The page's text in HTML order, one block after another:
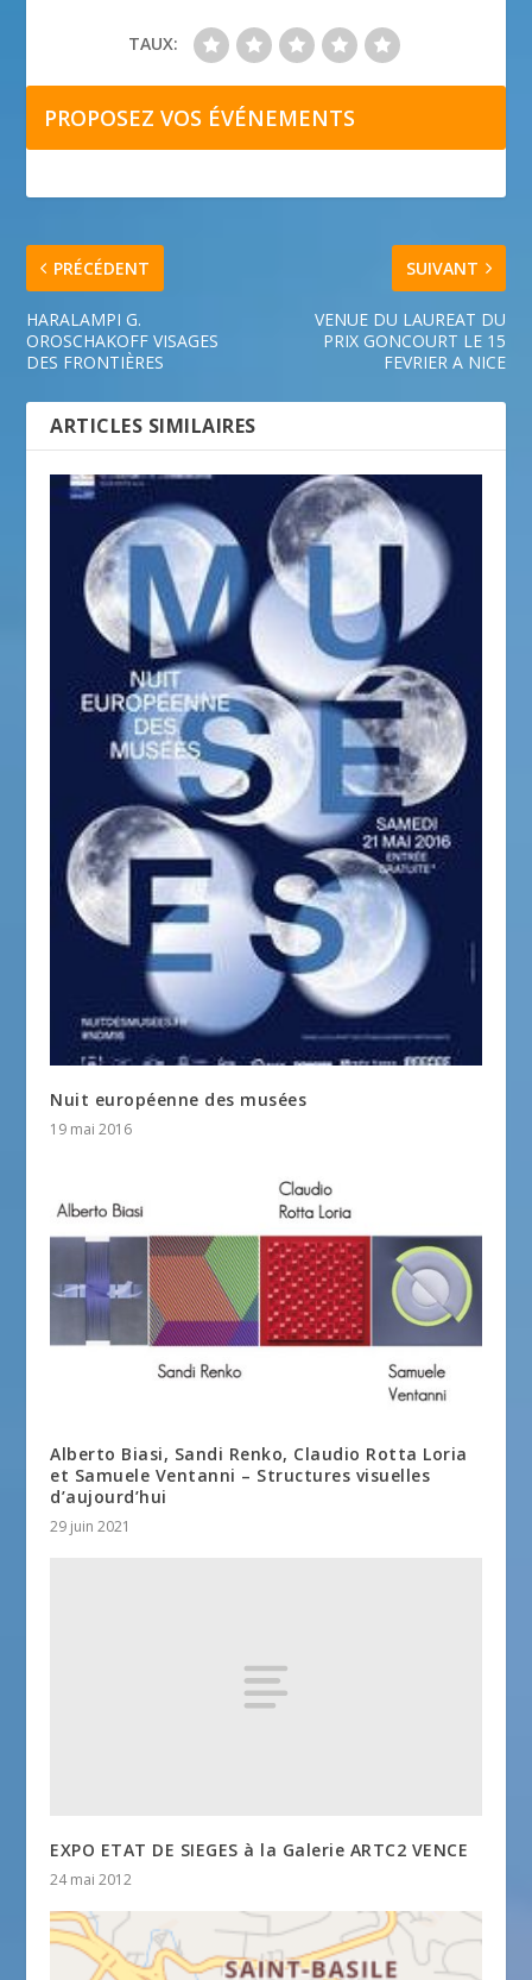
TAUX:
PROPOSEZ VOS ÉVÉNEMENTS
PRÉCÉDENT
HARALAMPI G.
OROSCHAKOFF VISAGES
DES FRONTIÈRES
SUIVANT
VENUE DU LAUREAT DU
PRIX GONCOURT LE 15
FEVRIER A NICE
ARTICLES SIMILAIRES
Nuit européenne des musées
19 mai 2016
Alberto Biasi, Sandi Renko, Claudio Rotta Loria
et Samuele Ventanni – Structures visuelles
d’aujourd’hui
29 juin 2021
EXPO ETAT DE SIEGES à la Galerie ARTC2 VENCE
24 mai 2012